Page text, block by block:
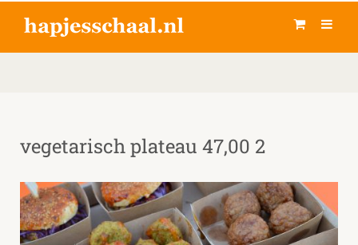
vegetarisch plateau 47,00 2